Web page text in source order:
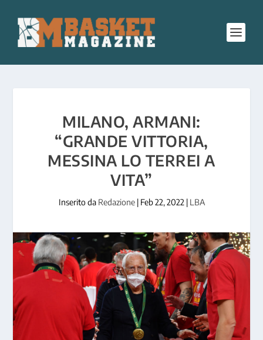
MILANO, ARMANI:
“GRANDE VITTORIA,
MESSINA LO TERREI A
VITA”
Inserito da Redazione| Feb 22, 2022 | LBA